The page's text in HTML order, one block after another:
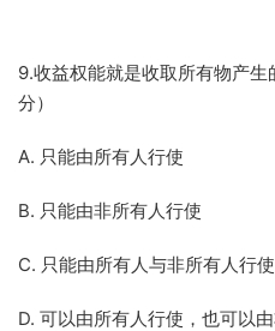
9.收益权能就是收取所有物产
分）
A. 只能由所有人行使
B. 只能由非所有人行使
C. 只能由所有人与非所有人行使
D. 可以由所有人行使，也可以